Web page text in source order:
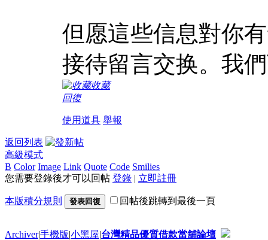
但愿這些信息對你
接待留言交换。我
收藏
回復
使用道具 舉報
返回列表
高級模式
B Color Image Link Quote Code Smilies
您需要登錄後才可以回帖 登錄 | 立即註冊
本版積分規則 發表回復 回帖後跳轉到最後一頁
Archiver|手機版|小黑屋|台灣精品優質借款當舖論壇